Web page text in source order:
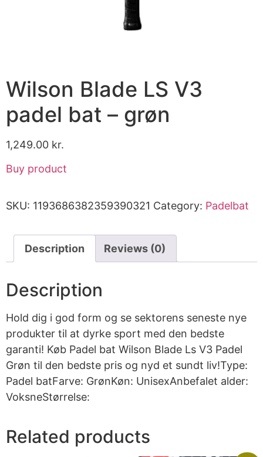
Wilson Blade LS V3
padel bat – grøn
1,249.00 kr.
Buy product
SKU: 1193686382359390321 Category: Padelbat
Description Reviews (0)
Description
Hold dig i god form og se sektorens seneste nye
produkter til at dyrke sport med den bedste
garanti! Køb Padel bat Wilson Blade Ls V3 Padel
Grøn til den bedste pris og nyd et sundt liv!Type:
Padel batFarve: GrønKøn: UnisexAnbefalet alder:
VoksneStørrelse:
Related products